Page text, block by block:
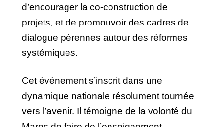
d’encourager la co-construction de
projets, et de promouvoir des cadres de
dialogue pérennes autour des réformes
systémiques.
Cet événement s’inscrit dans une
dynamique nationale résolument tournée
vers l’avenir. Il témoigne de la volonté du